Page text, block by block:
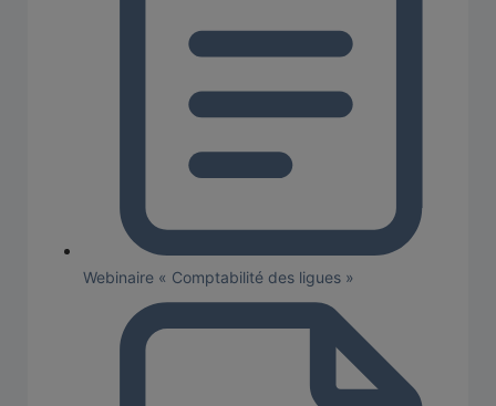
Webinaire « Comptabilité des ligues »